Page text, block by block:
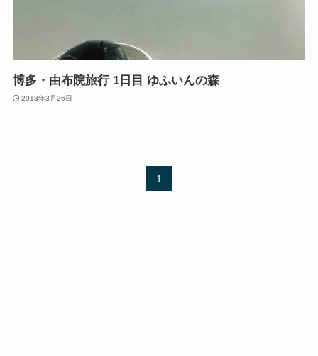
博多・由布院旅行 1日目 ゆふいんの森
2018年3月26日
1